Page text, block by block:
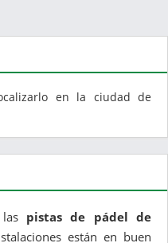
en la ciudad de
pistas de pádel de
están en buen